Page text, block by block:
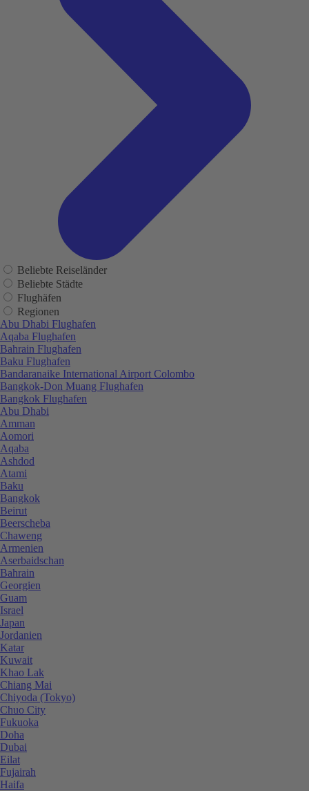
Beliebte Reiseländer
Beliebte Städte
Flughäfen
Regionen
Abu Dhabi Flughafen
Aqaba Flughafen
Bahrain Flughafen
Baku Flughafen
Bandaranaike International Airport Colombo
Bangkok-Don Muang Flughafen
Bangkok Flughafen
Abu Dhabi
Amman
Aomori
Aqaba
Ashdod
Atami
Baku
Bangkok
Beirut
Beerscheba
Chaweng
Armenien
Aserbaidschan
Bahrain
Georgien
Guam
Israel
Japan
Jordanien
Katar
Kuwait
Khao Lak
Chiang Mai
Chiyoda (Tokyo)
Chuo City
Fukuoka
Doha
Dubai
Eilat
Fujairah
Haifa